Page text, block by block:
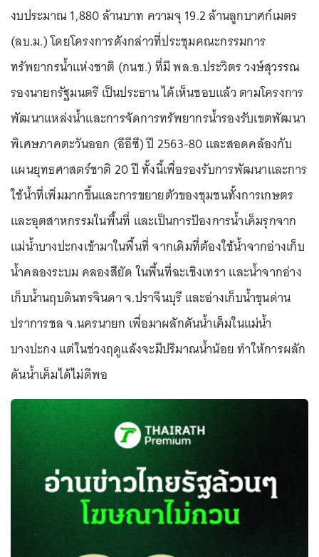
งบประมาณ 1,880 ล้านบาท ความจุ 19.2 ล้านลูกบาศก์เมตร
(ลบ.ม.) โดยโครงการดังกล่าวที่ประชุมคณะกรรมการ
ทรัพยากรน้ำแห่งชาติ (กนช.) ที่มี พล.อ.ประวิตร วงษ์สุวรรณ
รองนายกรัฐมนตรี เป็นประธาน ได้เห็นชอบแล้ว ตามโครงการ
พัฒนาแหล่งน้ำและการจัดการทรัพยากรน้ำรองรับเขตพัฒนา
พิเศษภาคตะวันออก (อีอีซี) ปี 2563-80 และสอดคล้องกับ
แผนยุทธศาสตร์ชาติ 20 ปี ทั้งนี้เพื่อรองรับการพัฒนาและการ
ใช้น้ำที่เพิ่มมากขึ้นและการขยายตัวของชุมชนทั้งการเกษตร
และอุตสาหกรรมในพื้นที่ และเป็นการป้องการน้ำเค็มรุกจาก
แม่น้ำบางปะกงเข้ามาในพื้นที่ จากเดิมที่ต้องใช้น้ำจากอ่างเก็บ
น้ำคลองระบม คลองสียัด ในพื้นที่ฉะเชิงเทรา และน้ำจากอ่าง
เก็บน้ำนฤบดินทรจินดา จ.ปราจีนบุรี และอ่างเก็บน้ำขุนด่าน
ปราการชล จ.นครนายก เพื่อมาผลักดันน้ำเค็มในแม่น้ำ
บางปะกง แต่ในช่วงฤดูแล้งจะมีปริมาณน้ำน้อย ทำให้การผลัก
ดันน้ำเค็มได้ไม่ดีพอ